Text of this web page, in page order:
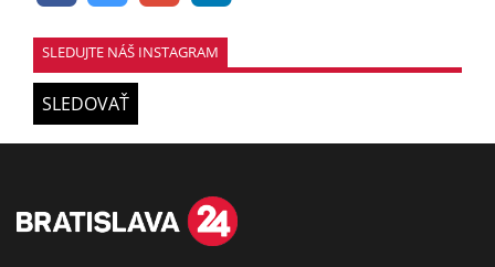
SLEDUJTE NÁŠ INSTAGRAM
SLEDOVAŤ